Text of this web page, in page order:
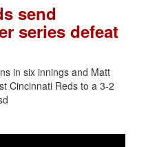
send
series defeat
in six innings and Matt
Cincinnati Reds to a 3-2